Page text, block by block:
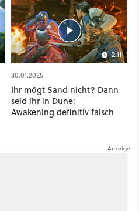
2:11
30.01.2025
Ihr mögt Sand nicht? Dann
seid ihr in Dune:
Awakening definitiv falsch